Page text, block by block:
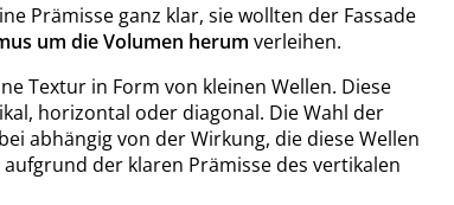
Prämisse ganz klar, sie wollten der Fassade
um die Volumen herum verleihen.
Textur in Form von kleinen Wellen. Diese
horizontal oder diagonal. Die Wahl der
abhängig von der Wirkung, die diese Wellen
der klaren Prämisse des vertikalen